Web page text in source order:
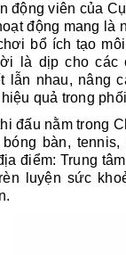
động viên của
động mang là
bổ ích tạo
là dịp cho các
lẫn nhau, nâng
quả trong
nằm trong
bóng bàn,
điểm: Trung
luyện sức